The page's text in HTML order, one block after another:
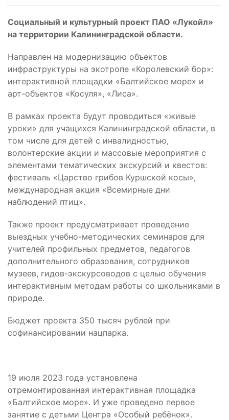
Социальный и культурный проект ПАО «Лукойл»
на территории Калининградской области.
Направлен на модернизацию объектов
инфраструктуры на экотропе «Королевский бор»:
интерактивной площадки «Балтийское море» и
арт-объектов «Косуля», «Лиса».
В рамках проекта будут проводиться «живые
уроки» для учащихся Калининградской области, в
том числе для детей с инвалидностью,
волонтерские акции и массовые мероприятия с
элементами тематических экскурсий и квестов:
фестиваль «Царство грибов Куршской косы»,
международная акция «Всемирные дни
наблюдений птиц».
Также проект предусматривает проведение
выездных учебно-методических семинаров для
учителей профильных предметов, педагогов
дополнительного образования, сотрудников
музеев, гидов-экскурсоводов с целью обучения
интерактивным методам работы со школьниками в
природе.
Бюджет проекта 350 тысяч рублей при
софинансировании нацпарка.
19 июля 2023 года установлена
отремонтированная интерактивная площадка
«Балтийское море». И уже проведено первое
занятие с детьми Центра «Особый ребёнок».